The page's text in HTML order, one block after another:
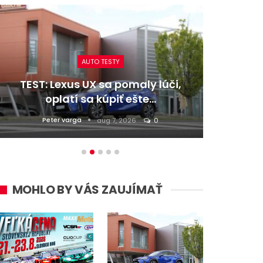
AUTO TESTY
TEST: Lexus UX sa pomaly lúči,
oplatí sa kúpiť ešte…
Peter varga aug 7, 2026 0
MOHLO BY VÁS ZAUJÍMAŤ